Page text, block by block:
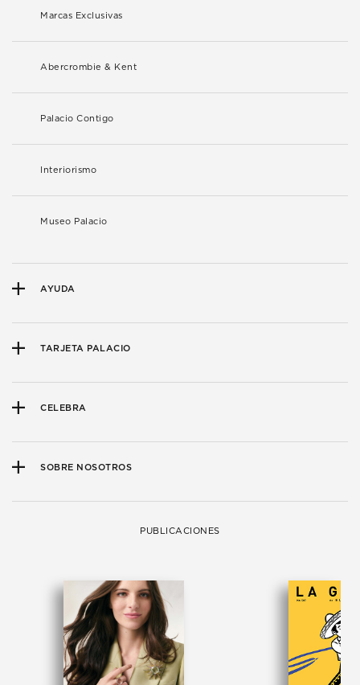
Marcas Exclusivas
Abercrombie & Kent
Palacio Contigo
Interiorismo
Museo Palacio
AYUDA
TARJETA PALACIO
CELEBRA
SOBRE NOSOTROS
PUBLICACIONES